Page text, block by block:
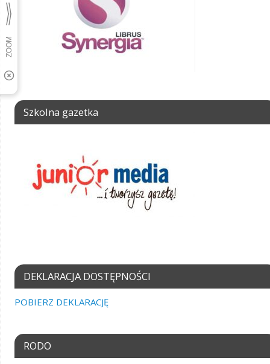
Szkolna gazetka
DEKLARACJA DOSTĘPNOŚCI
POBIERZ DEKLARACJĘ
RODO